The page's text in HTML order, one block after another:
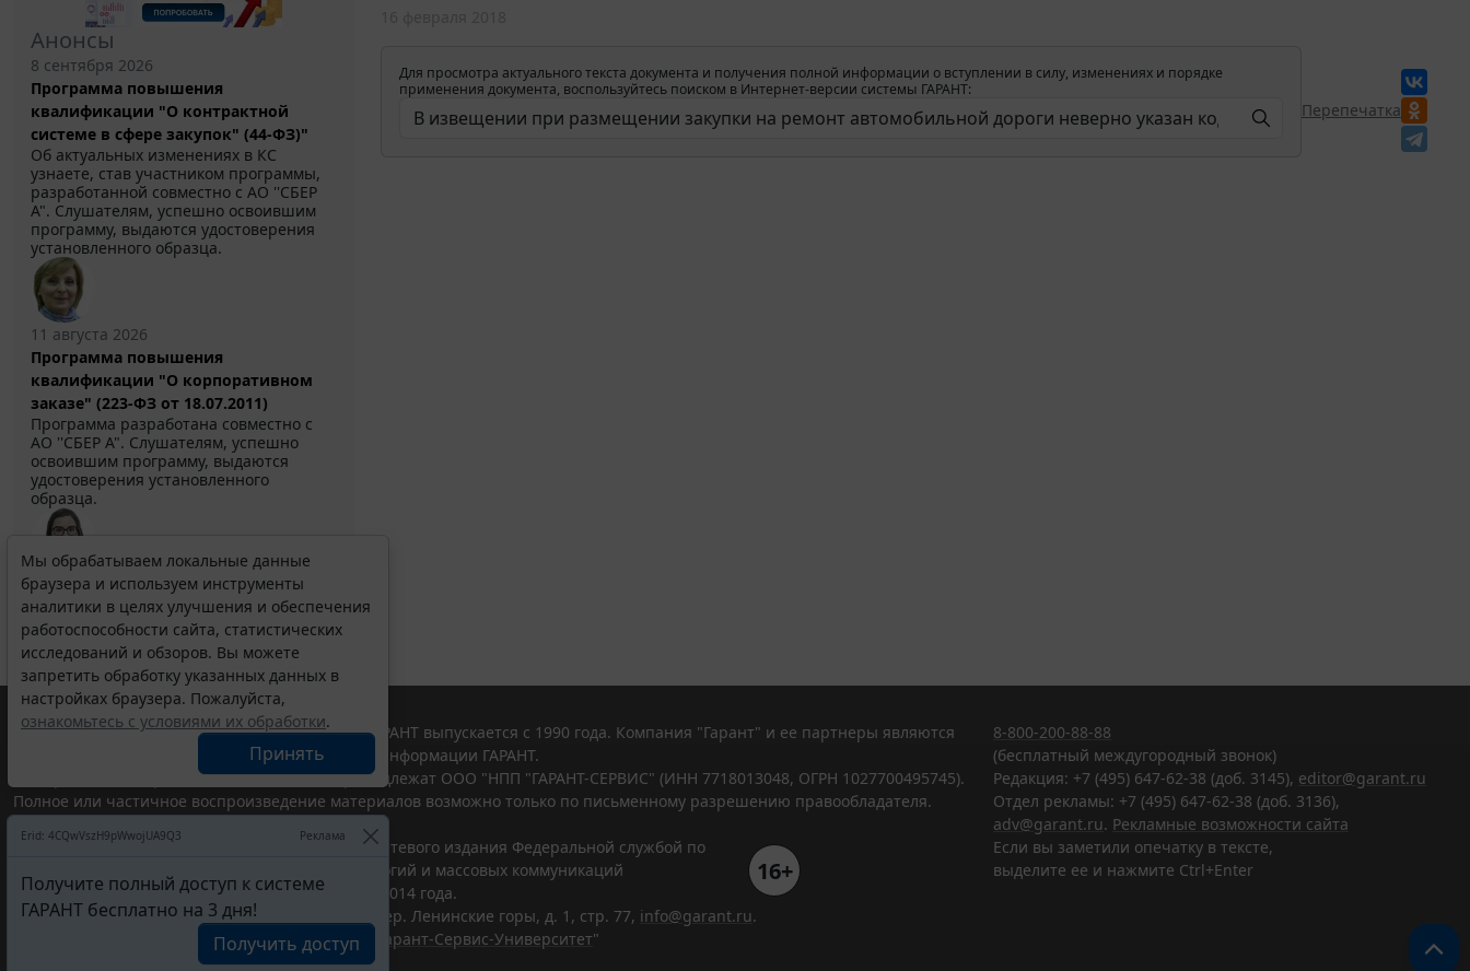
Анонсы
8 сентября 2026
Программа повышения
квалификации "О контрактной
системе в сфере закупок" (44-ФЗ)"
Об актуальных изменениях в КС
узнаете, став участником программы,
разработанной совместно с АО ''СБЕР
А". Слушателям, успешно освоившим
программу, выдаются удостоверения
установленного образца.
11 августа 2026
Программа повышения
квалификации "О корпоративном
заказе" (223-ФЗ от 18.07.2011)
Программа разработана совместно с
АО ''СБЕР А". Слушателям, успешно
освоившим программу, выдаются
удостоверения установленного
образца.
Выберите тему программы повышения квалификации
для юристов ...
Для просмотра актуального текста документа и получения полной информации о вступлении в силу, изменениях и порядке
применения документа, воспользуйтесь поиском в Интернет-версии системы ГАРАНТ:
Перепечатка
Мы обрабатываем локальные данные
браузера и используем инструменты
аналитики в целях улучшения и обеспечения
работоспособности сайта, статистических
исследований и обзоров. Вы можете
запретить обработку указанных данных в
настройках браузера. Пожалуйста,
ознакомьтесь с условиями их обработки.
Принять
Erid: 4CQwVszH9pWwojUA9Q3 Реклама
Получите полный доступ к системе
ГАРАНТ бесплатно на 3 дня!
Получить доступ
© ООО "НПП "ГАРАНТ-СЕРВИС", 2026. Система ГАРАНТ выпускается с 1990 года. Компания "Гарант" и ее партнеры являются
участниками Российской ассоциации правовой информации ГАРАНТ.
Все права на материалы сайта ГАРАНТ.РУ принадлежат ООО "НПП "ГАРАНТ-СЕРВИС" (ИНН 7718013048, ОГРН 1027700495745).
Полное или частичное воспроизведение материалов возможно только по письменному разрешению правообладателя.
Портал ГАРАНТ.РУ зарегистрирован в качестве сетевого издания Федеральной службой по
надзору в сфере связи,информационных технологий и массовых коммуникаций
(Роскомнадзором), Эл № ФС77-58365 от 18 июня 2014 года.
16+
ООО "НПП "ГАРАНТ-СЕРВИС", 119234, г. Москва, тер. Ленинские горы, д. 1, стр. 77, info@garant.ru.
Разработчик ЭПС Система ГАРАНТ – ООО "НПП "
Гарант-Сервис-Университет"
8-800-200-88-88
(бесплатный междугородный звонок)
Редакция: +7 (495) 647-62-38 (доб. 3145), editor@garant.ru
Отдел рекламы: +7 (495) 647-62-38 (доб. 3136),
adv@garant.ru. Рекламные возможности сайта
Если вы заметили опечатку в тексте,
выделите ее и нажмите Ctrl+Enter